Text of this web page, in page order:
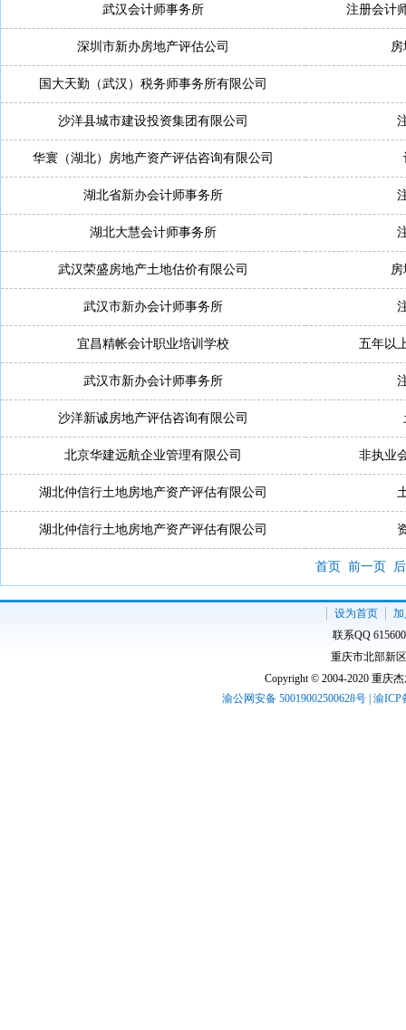
武汉会计师事务所 注册会计
深圳市新办房地产评估公司
国大天勤（武汉）税务师事务所有限公司
沙洋县城市建设投资集团有限公司
华寰（湖北）房地产资产评估咨询有限公司
湖北省新办会计师事务所
湖北大慧会计师事务所
武汉荣盛房地产土地估价有限公司
武汉市新办会计师事务所
宜昌精帐会计职业培训学校 五年以
武汉市新办会计师事务所
沙洋新诚房地产评估咨询有限公司
北京华建远航企业管理有限公司 非执业
湖北仲信行土地房地产资产评估有限公司
湖北仲信行土地房地产资产评估有限公司
首页 前一页
设为首页
加
联系QQ
重庆市北部新
Copyright © 2004-2020 重庆
渝公网安备 50019002500628号 | 渝